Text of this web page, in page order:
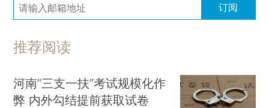
订阅
推荐阅读
河南“三支一扶”考试规模化作
弊 内外勾结提前获取试卷